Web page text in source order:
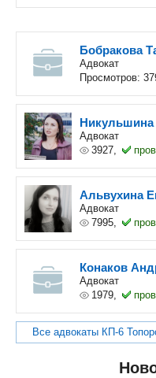
Бобракова
Адвокат
Просмотров:
Никульшина
Адвокат
3927,
Альвухина
Адвокат
7995,
Конаков
Адвокат
1979,
Все адвокаты КП-6